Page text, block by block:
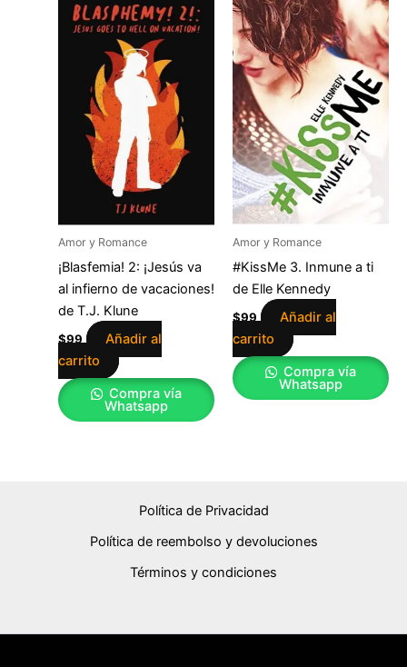
Amor y Romance
¡Blasfemia! 2: ¡Jesús va
al infierno de vacaciones!
de T.J. Klune
$99
Añadir al
carrito
Compra vía
Whatsapp
Amor y Romance
#KissMe 3. Inmune a ti
de Elle Kennedy
$99
Añadir al
carrito
Compra vía
Whatsapp
Política de Privacidad
Política de reembolso y devoluciones
Términos y condiciones